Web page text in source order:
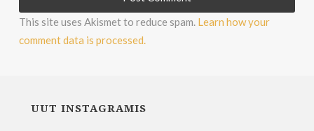
This site uses Akismet to reduce spam. Learn how your
comment data is processed.
UUT INSTAGRAMIS